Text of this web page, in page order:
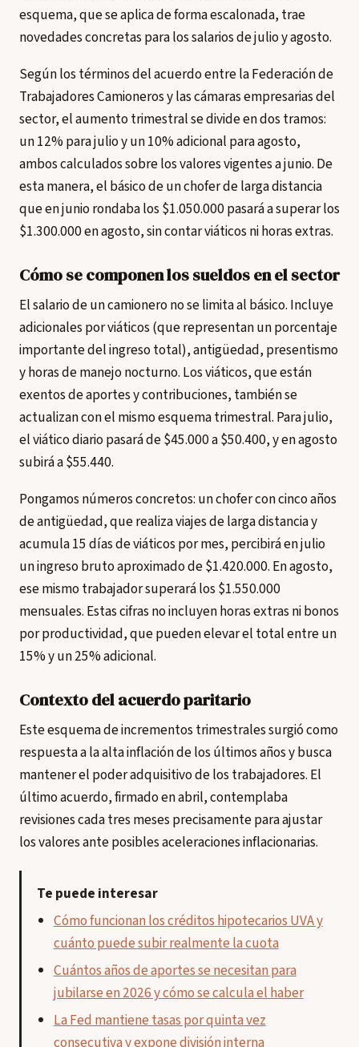
esquema, que se aplica de forma escalonada, trae
novedades concretas para los salarios de julio y agosto.
Según los términos del acuerdo entre la Federación de
Trabajadores Camioneros y las cámaras empresarias del
sector, el aumento trimestral se divide en dos tramos:
un 12% para julio y un 10% adicional para agosto,
ambos calculados sobre los valores vigentes a junio. De
esta manera, el básico de un chofer de larga distancia
que en junio rondaba los $1.050.000 pasará a superar los
$1.300.000 en agosto, sin contar viáticos ni horas extras.
Cómo se componen los sueldos en el sector
El salario de un camionero no se limita al básico. Incluye
adicionales por viáticos (que representan un porcentaje
importante del ingreso total), antigüedad, presentismo
y horas de manejo nocturno. Los viáticos, que están
exentos de aportes y contribuciones, también se
actualizan con el mismo esquema trimestral. Para julio,
el viático diario pasará de $45.000 a $50.400, y en agosto
subirá a $55.440.
Pongamos números concretos: un chofer con cinco años
de antigüedad, que realiza viajes de larga distancia y
acumula 15 días de viáticos por mes, percibirá en julio
un ingreso bruto aproximado de $1.420.000. En agosto,
ese mismo trabajador superará los $1.550.000
mensuales. Estas cifras no incluyen horas extras ni bonos
por productividad, que pueden elevar el total entre un
15% y un 25% adicional.
Contexto del acuerdo paritario
Este esquema de incrementos trimestrales surgió como
respuesta a la alta inflación de los últimos años y busca
mantener el poder adquisitivo de los trabajadores. El
último acuerdo, firmado en abril, contemplaba
revisiones cada tres meses precisamente para ajustar
los valores ante posibles aceleraciones inflacionarias.
Te puede interesar
Cómo funcionan los créditos hipotecarios UVA y
cuánto puede subir realmente la cuota
Cuántos años de aportes se necesitan para
jubilarse en 2026 y cómo se calcula el haber
La Fed mantiene tasas por quinta vez
consecutiva y expone división interna